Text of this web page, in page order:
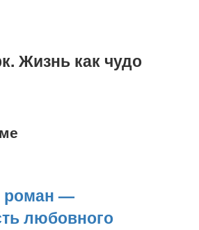
Жизнь как чудо
роман —
любовного